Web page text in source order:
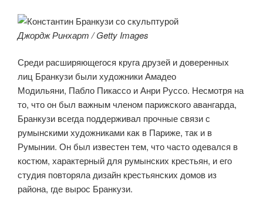
Джордж Ринхарт / Getty Images
Среди расширяющегося круга друзей и доверенных
лиц Бранкузи были художники Амадео
Модильяни, Пабло Пикассо и Анри Руссо. Несмотря на
то, что он был важным членом парижского авангарда,
Бранкузи всегда поддерживал прочные связи с
румынскими художниками как в Париже, так и в
Румынии. Он был известен тем, что часто одевался в
костюм, характерный для румынских крестьян, и его
студия повторяла дизайн крестьянских домов из
района, где вырос Бранкузи.